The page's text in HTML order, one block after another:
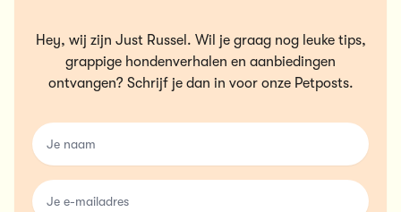
Hey, wij zijn Just Russel. Wil je graag nog leuke tips,
grappige hondenverhalen en aanbiedingen
ontvangen? Schrijf je dan in voor onze Petposts.
name
email